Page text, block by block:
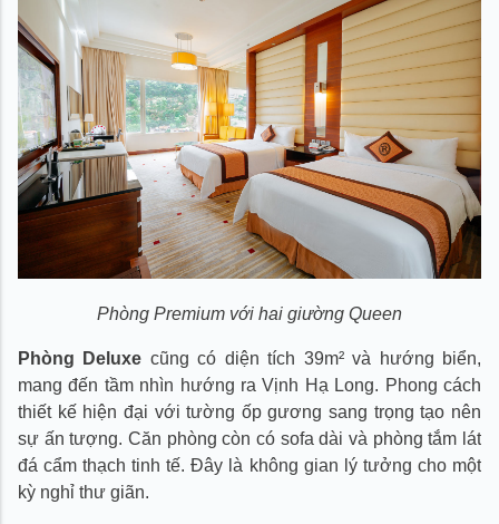
Phòng Premium với hai giường Queen
Phòng Deluxe cũng có diện tích 39m² và hướng biển,
mang đến tầm nhìn hướng ra Vịnh Hạ Long. Phong cách
thiết kế hiện đại với tường ốp gương sang trọng tạo nên
sự ấn tượng. Căn phòng còn có sofa dài và phòng tắm lát
đá cẩm thạch tinh tế. Đây là không gian lý tưởng cho một
kỳ nghỉ thư giãn.